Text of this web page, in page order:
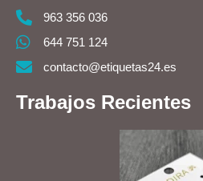
963 356 036
644 751 124
contacto@etiquetas24.es
Trabajos Recientes